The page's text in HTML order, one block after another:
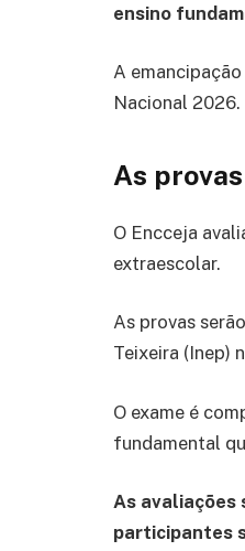
ensino
A
Nacional 2026.
As provas
O Encceja
extraescolar.
As provas
Teixeira (Inep)
O exame é
fundamental
As avaliações
participantes